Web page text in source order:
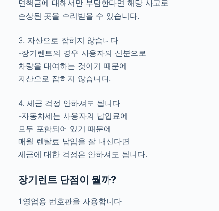
면책금에 대해서만 부담한다면 해당 사고로
손상된 곳을 수리받을 수 있습니다.
3. 자산으로 잡히지 않습니다
-장기렌트의 경우 사용자의 신분으로
차량을 대여하는 것이기 때문에
자산으로 잡히지 않습니다.
4. 세금 걱정 안하셔도 됩니다
-자동차세는 사용자의 납입료에
모두 포함되어 있기 때문에
매월 렌탈료 납입을 잘 내신다면
세금에 대한 걱정은 안하셔도 됩니다.
장기렌트 단점이 뭘까?
1.영업용 번호판을 사용합니다